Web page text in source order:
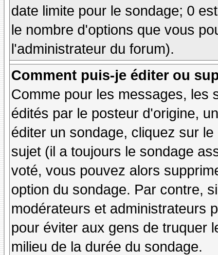
date limite pour le sondage; 0
le nombre d'options que vous
l'administrateur du forum).
Comment puis-je éditer ou
Comme pour les messages, les
édités par le posteur d'origine,
éditer un sondage, cliquez sur
sujet (il a toujours le sondage
voté, vous pouvez alors
option du sondage. Par contre,
modérateurs et administrateurs
pour éviter aux gens de truquer
milieu de la durée du sondage.